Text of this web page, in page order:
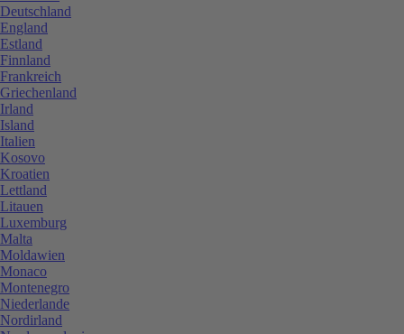
Deutschland
England
Estland
Finnland
Frankreich
Griechenland
Irland
Island
Italien
Kosovo
Kroatien
Lettland
Litauen
Luxemburg
Malta
Moldawien
Monaco
Montenegro
Niederlande
Nordirland